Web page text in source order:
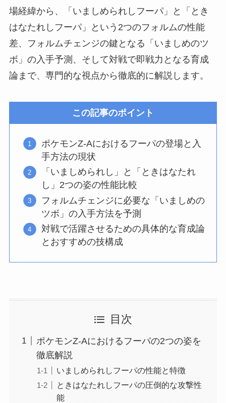
場経緯から、「いましめられしフーパ」と「とき
はなたれしフーパ」という2つのフォルムの性能
差、フォルムチェンジの鍵となる「いましめのツ
ボ」の入手予測、そして対戦で即戦力となる育成
論まで、専門的な視点から徹底的に解説します。
この記事のポイント
ポケモンZ-Aにおけるフーパの登場と入
手方法の現状
「いましめられし」と「ときはなたれ
し」2つの姿の性能比較
フォルムチェンジに必要な「いましめの
ツボ」の入手方法を予測
対戦で活躍させるための具体的な育成論
とおすすめの技構成
目次
ポケモンZ-Aにおけるフーパの2つの姿を
徹底解説
いましめられしフーパの性能と特徴
ときはなたれしフーパの圧倒的な攻撃性
能